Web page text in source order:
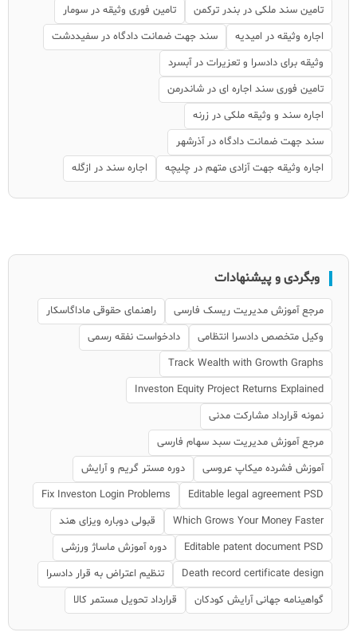
تامین سند ملکی در بندر ترکمن
تامین فوری وثیقه در سومار
اجاره وثیقه در امیدیه
سند جهت ضمانت دادگاه در سفیددشت
وثیقه برای دادسرا و تعزیرات در آبسرد
تامین فوری سند اجاره ای در شاندرمن
اجاره سند و وثیقه ملکی در زرنه
سند جهت ضمانت دادگاه در آذرشهر
اجاره وثیقه جهت آزادی متهم در چلیچه
اجاره سند در ازگله
وبگردی و پیشنهادات
مرجع آموزش مدیریت ریسک فارسی
راهنمای حقوقی ماداگاسکار
وکیل متخصص دادسرا انتظامی
دادخواست نفقه رسمی
Track Wealth with Growth Graphs
Investon Equity Project Returns Explained
نمونه قرارداد مشارکت مدنی
مرجع آموزش مدیریت سبد سهام فارسی
آموزش فشرده میکاپ عروسی
دوره مستر گریم و آرایش
Editable legal agreement PSD
Fix Investon Login Problems
Which Grows Your Money Faster
قبولی دوباره ویزای هند
Editable patent document PSD
دوره آموزش ماساژ ورزشی
Death record certificate design
تنظیم اعتراض به قرار دادسرا
گواهینامه جهانی آرایش کودکان
قرارداد تحویل مستمر کالا